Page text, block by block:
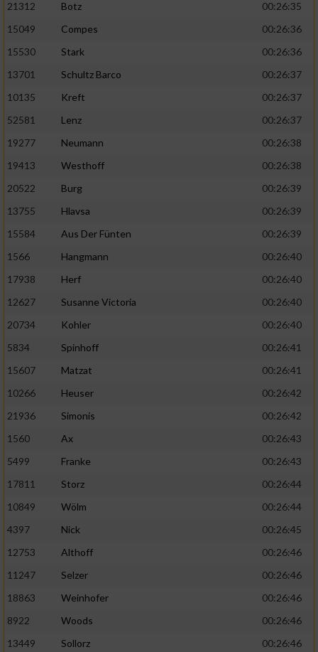
21312 Botz
00:26:35
15049
Compes
00:26:36
15530
Stark
00:26:36
13701
Schultz Barco
00:26:37
10135
Kreft
00:26:37
52581
Lenz
00:26:37
19277
Neumann
00:26:38
19413
Westhoff
00:26:38
20522
Burg
00:26:39
13755
Hlavsa
00:26:39
15584
Aus Der Fünten
00:26:39
1566
Hangmann
00:26:40
17938
Herf
00:26:40
12627
Susanne Victoria
00:26:40
20734
Kohler
00:26:40
5834
Spinhoff
00:26:41
15607
Matzat
00:26:41
10266
Heuser
00:26:42
21936
Simonis
00:26:42
1560
Ax
00:26:43
5499
Franke
00:26:43
17811
Storz
00:26:44
10849
Wölm
00:26:44
4397
Nick
00:26:45
12753
Althoff
00:26:46
11247
Selzer
00:26:46
18863
Weinhofer
00:26:46
8922
Woods
00:26:46
13449
Sollorz
00:26:46